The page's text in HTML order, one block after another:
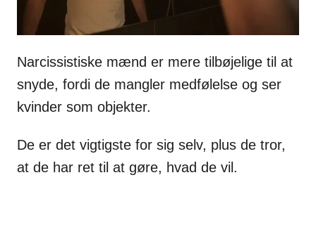
Narcissistiske mænd er mere tilbøjelige til at
snyde, fordi de mangler medfølelse og ser
kvinder som objekter.
De er det vigtigste for sig selv, plus de tror,
at de har ret til at gøre, hvad de vil.